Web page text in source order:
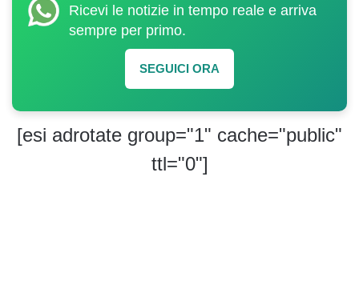
Ricevi le notizie in tempo reale e arriva
sempre per primo.
SEGUICI ORA
[esi adrotate group="1" cache="public"
ttl="0"]